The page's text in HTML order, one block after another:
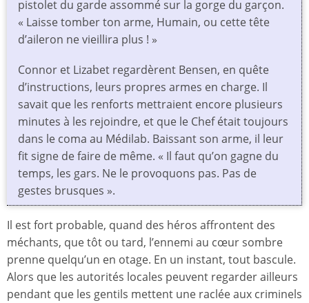
pistolet du garde assommé sur la gorge du garçon.
« Laisse tomber ton arme, Humain, ou cette tête
d’aileron ne vieillira plus ! »
Connor et Lizabet regardèrent Bensen, en quête
d’instructions, leurs propres armes en charge. Il
savait que les renforts mettraient encore plusieurs
minutes à les rejoindre, et que le Chef était toujours
dans le coma au Médilab. Baissant son arme, il leur
fit signe de faire de même. « Il faut qu’on gagne du
temps, les gars. Ne le provoquons pas. Pas de
gestes brusques ».
Il est fort probable, quand des héros affrontent des
méchants, que tôt ou tard, l’ennemi au cœur sombre
prenne quelqu’un en otage. En un instant, tout bascule.
Alors que les autorités locales peuvent regarder ailleurs
pendant que les gentils mettent une raclée aux criminels